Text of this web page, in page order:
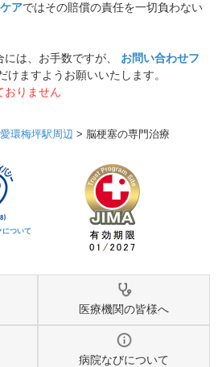
アではその賠償の責任を一切負わない
は、お手数ですが、 お問い合わせフ
けますようお願いいたします。
おりません
愛環梅坪駅周辺 > 脳梗塞の専門治療
について
医療機関の皆様へ
病院なびについて